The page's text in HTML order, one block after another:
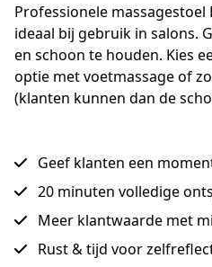
Professionele massagestoel
ideaal bij gebruik in salons.
en schoon te houden. Kies
optie met voetmassage of
(klanten kunnen dan de
Geef klanten een
20 minuten volledige
Meer klantwaarde met
Rust & tijd voor